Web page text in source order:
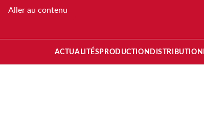
Aller au contenu
ACTUALITÉS PRODUCTION DISTRIBUTION